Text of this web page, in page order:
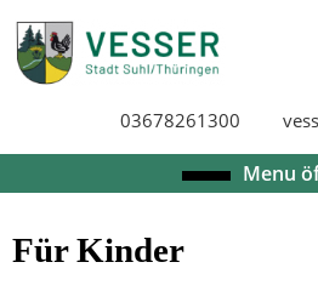
to
content
03678261300
Menu
Für Kinder